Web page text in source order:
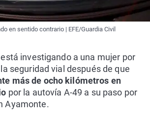
en sentido contrario | EFE/Guardia Civil
investigando a una mujer por
seguridad vial después de que
más de ocho kilómetros en
por la autovía A-49 a su paso por
Ayamonte.